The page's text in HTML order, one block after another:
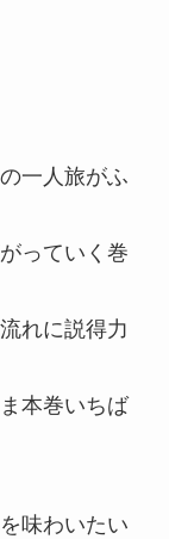
一人旅がふ
っていく巻
れに説得力
本巻いちば
味わいたい